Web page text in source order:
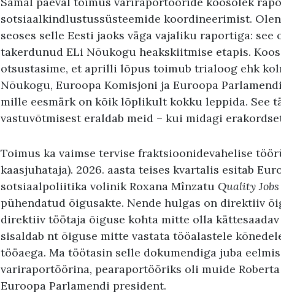
sotsiaalkindlustussüsteemide koordineerimist.
seoses selle Eesti jaoks väga vajaliku raportiga: see
takerdunud ELi Nõukogu heakskiitmise etapis.
otsustasime, et aprilli lõpus toimub trialoog ehk
Nõukogu, Euroopa Komisjoni ja Euroopa
mille eesmärk on kõik lõplikult kokku leppida. See
vastuvõtmisest eraldab meid – kui midagi
Toimus ka vaimse tervise fraktsioonidevahelise
kaasjuhataja). 2026. aasta teises kvartalis esitab
sotsiaalpoliitika volinik Roxana Mînzatu Quality
pühendatud õigusakte. Nende hulgas on direktiiv
direktiiv töötaja õiguse kohta mitte olla kättesaadav
sisaldab nt õiguse mitte vastata tööalastele
tööaega. Ma töötasin selle dokumendiga juba
variraportöörina, pearaportööriks oli muide
Euroopa Parlamendi president.